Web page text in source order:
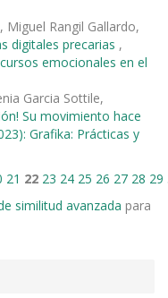
Rangil Gallardo,
digitales precarias ,
emocionales en el
Garcia Sottile,
Su movimiento hace
Grafika: Prácticas y
21 22 23 24 25 26 27 28 29
similitud avanzada para